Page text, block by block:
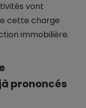
vont
cette charge
immobilière.
prononcés